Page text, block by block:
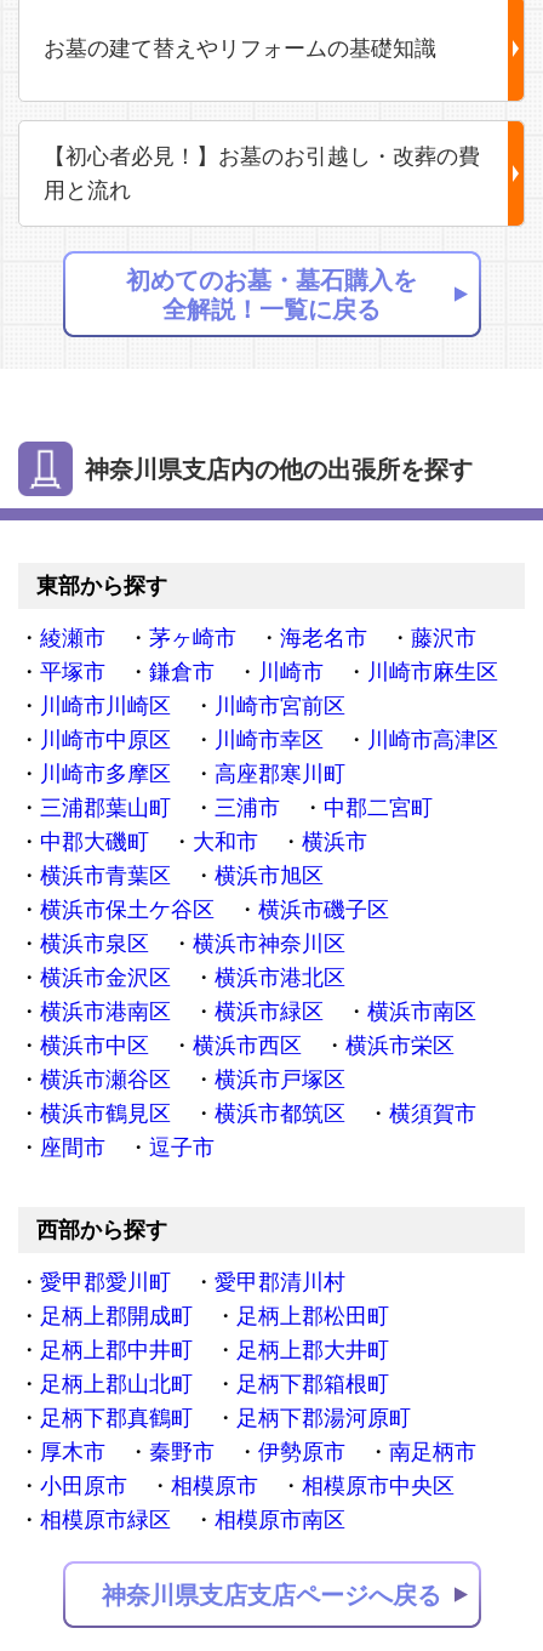
お墓の建て替えやリフォームの基礎知識
【初心者必見！】お墓のお引越し・改葬の費
用と流れ
初めてのお墓・墓石購入を
全解説！一覧に戻る
神奈川県支店内の他の出張所を探す
東部から探す
綾瀬市 茅ヶ崎市 海老名市
藤沢市
平塚市
鎌倉市 川崎市
川崎市麻生区
川崎市川崎区
川崎市宮前区
川崎市中原区
川崎市幸区
川崎市高津区
川崎市多摩区
高座郡寒川町
三浦郡葉山町
三浦市
中郡二宮町
中郡大磯町
大和市
横浜市
横浜市青葉区
横浜市旭区
横浜市保土ケ谷区
横浜市磯子区
横浜市泉区
横浜市神奈川区
横浜市金沢区
横浜市港北区
横浜市港南区
横浜市緑区
横浜市南区
横浜市中区
横浜市西区
横浜市栄区
横浜市瀬谷区
横浜市戸塚区
横浜市鶴見区
横浜市都筑区
横須賀市
座間市
逗子市
西部から探す
愛甲郡愛川町
愛甲郡清川村
足柄上郡開成町
足柄上郡松田町
足柄上郡中井町
足柄上郡大井町
足柄上郡山北町
足柄下郡箱根町
足柄下郡真鶴町
足柄下郡湯河原町
厚木市
秦野市 伊勢原市
南足柄市
小田原市
相模原市
相模原市中央区
相模原市緑区
相模原市南区
神奈川県支店支店ページへ戻る